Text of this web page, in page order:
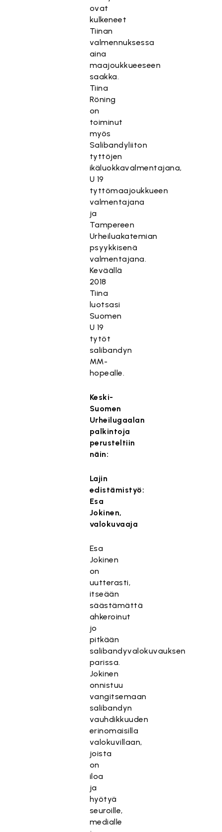
ovat
kulkeneet
Tiinan
valmennuksessa
aina
maajoukkueeseen
saakka.
Tiina
Röning
on
toiminut
myös
Salibandyliiton
tyttöjen
ikäluokkavalmentajana,
U 19
tyttömaajoukkueen
valmentajana
ja
Tampereen
Urheiluakatemian
psyykkisenä
valmentajana.
Keväällä
2018
Tiina
luotsasi
Suomen
U 19
tytöt
salibandyn
MM-
hopealle.
Keski-
Suomen
Urheilugaalan
palkintoja
perusteltiin
näin:
Lajin
edistämistyö:
Esa
Jokinen,
valokuvaaja
Esa
Jokinen
on
uutterasti,
itseään
säästämättä
ahkeroinut
jo
pitkään
salibandyvalokuvauksen
parissa.
Jokinen
onnistuu
vangitsemaan
salibandyn
vauhdikkuuden
erinomaisilla
valokuvillaan,
joista
on
iloa
ja
hyötyä
seuroille,
medialle